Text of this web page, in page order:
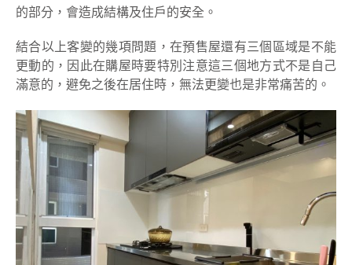
的部分，會造成結構及住戶的安全。
結合以上客變的幾項問題，在預售屋還有三個區域是不能
更動的，因此在購屋時要特別注意這三個地方式不是自己
滿意的，避免之後在居住時，無法更變也是非常痛苦的。